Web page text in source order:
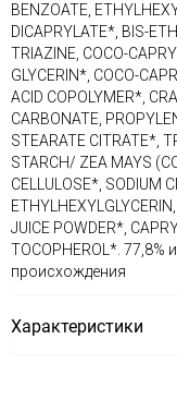
BENZOATE,
DICAPRYLATE*, BIS-
TRIAZINE, COCO-
GLYCERIN*, COCO-
ACID COPOLYMER*,
CARBONATE,
STEARATE CITRATE*,
STARCH/ ZEA MAYS
CELLULOSE*, SODIUM
JUICE POWDER*,
TOCOPHEROL*. 77,8%
происхождения
Характеристики